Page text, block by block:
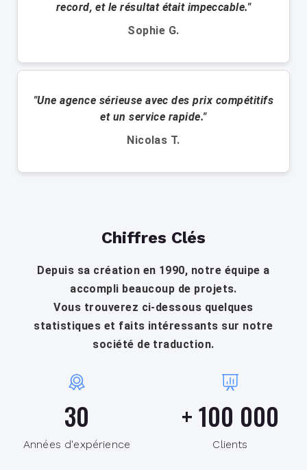
record, et le résultat était impeccable."
Sophie G.
"Une agence sérieuse avec des prix compétitifs
et un service rapide."
Nicolas T.
Chiffres Clés
Depuis sa création en 1990, notre équipe a
accompli beaucoup de projets.
Vous trouverez ci-dessous quelques
statistiques et faits intéressants sur notre
société de traduction.
30
Années d'expérience
+100 000
Clients